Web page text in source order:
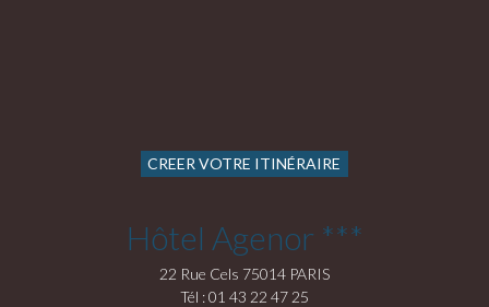
CREER VOTRE ITINÉRAIRE
Hôtel Agenor ***
22 Rue Cels 75014 PARIS
Tél : 01 43 22 47 25